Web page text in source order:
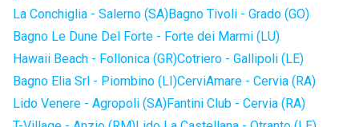
La Conchiglia - Salerno (SA)Bagno Tivoli - Grado (GO)
Bagno Le Dune Del Forte - Forte dei Marmi (LU)
Hawaii Beach - Follonica (GR)Cotriero - Gallipoli (LE)
Bagno Elia Srl - Piombino (LI)CerviAmare - Cervia (RA)
Lido Venere - Agropoli (SA)Fantini Club - Cervia (RA)